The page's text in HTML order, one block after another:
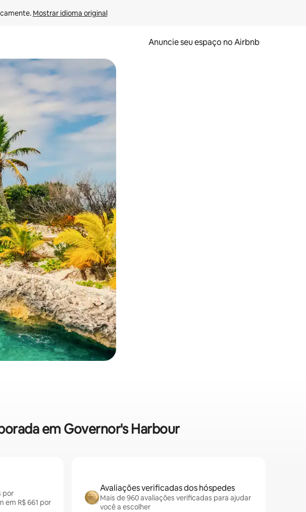
Mostrar idioma original
Anuncie seu espaço no Airbnb
teclado ou tocando e deslizando o dedo na tela.
em Governor's Harbour
por
em R$ 661 por
Avaliações verificadas dos hóspedes
Mais de 960 avaliações verificadas para ajudar
você a escolher